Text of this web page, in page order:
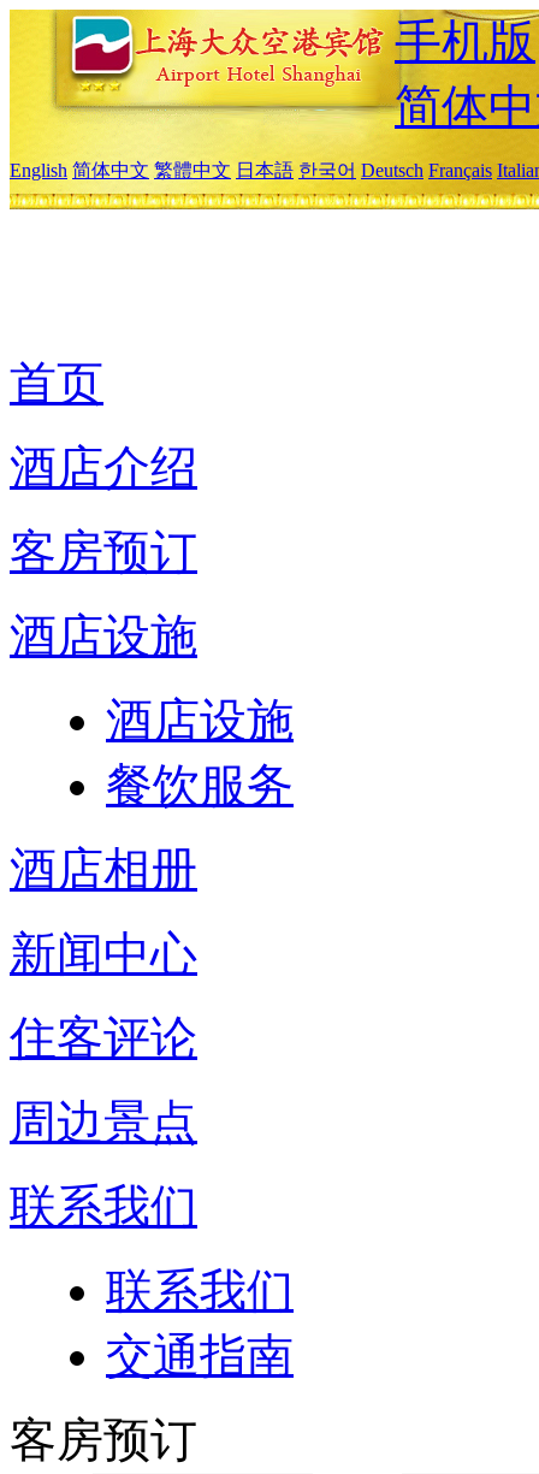
手机版
简体
English 简体中文 繁體中文 日本語 한국어 Deutsch Français
首页
酒店介绍
客房预订
酒店设施
酒店设施
餐饮服务
酒店相册
新闻中心
住客评论
周边景点
联系我们
联系我们
交通指南
客房预订